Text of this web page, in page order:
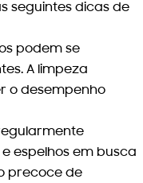
seguintes dicas de
podem se
A limpeza
o desempenho
espelhos em busca
precoce de